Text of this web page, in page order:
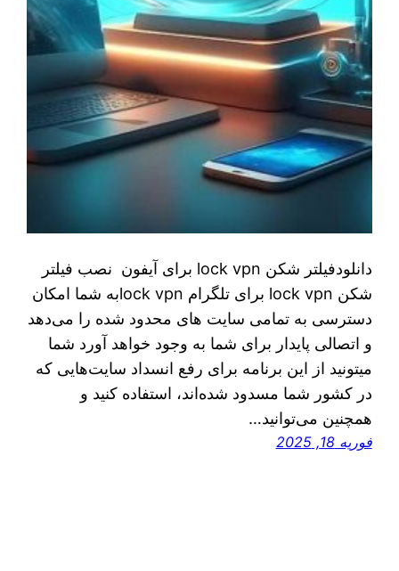
دانلودفیلتر شکن lock vpn برای آیفون نصب فیلتر
شکن lock vpn برای تلگرام lock vpnبه شما امکان
دسترسی به تمامی سایت های محدود شده را می‌دهد
و اتصالی پایدار برای شما به وجود خواهد آورد شما
میتونید از این برنامه برای رفع انسداد سایت‌هایی که
در کشور شما مسدود شده‌اند، استفاده کنید و
همچنین می‌توانید…
فوریه 18, 2025